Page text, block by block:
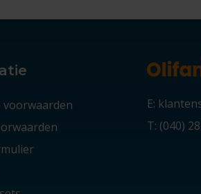
voorwaarden
E:
T: (040)